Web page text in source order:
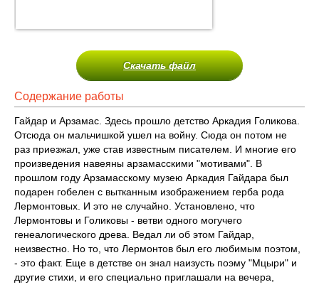
Скачать файл
Содержание работы
Гайдар и Арзамас. Здесь прошло детство Аркадия Голикова.
Отсюда он мальчишкой ушел на войну. Сюда он потом не
раз приезжал, уже став известным писателем. И многие его
произведения навеяны арзамасскими "мотивами". В
прошлом году Арзамасскому музею Аркадия Гайдара был
подарен гобелен с вытканным изображением герба рода
Лермонтовых. И это не случайно. Установлено, что
Лермонтовы и Голиковы - ветви одного могучего
генеалогического древа. Ведал ли об этом Гайдар,
неизвестно. Но то, что Лермонтов был его любимым поэтом,
- это факт. Еще в детстве он знал наизусть поэму "Мцыри" и
другие стихи, и его специально приглашали на вечера,